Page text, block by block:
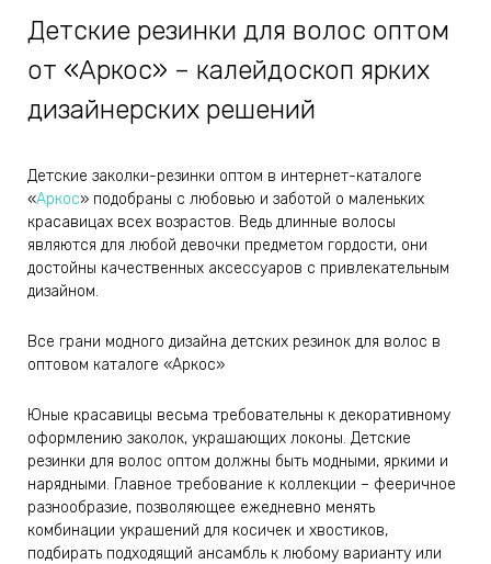
Детские резинки для волос оптом
от «Аркос» – калейдоскоп ярких
дизайнерских решений
Детские заколки-резинки оптом в интернет-каталоге
«Аркос» подобраны с любовью и заботой о маленьких
красавицах всех возрастов. Ведь длинные волосы
являются для любой девочки предметом гордости, они
достойны качественных аксессуаров с привлекательным
дизайном.
Все грани модного дизайна детских резинок для волос в
оптовом каталоге «Аркос»
Юные красавицы весьма требовательны к декоративному
оформлению заколок, украшающих локоны. Детские
резинки для волос оптом должны быть модными, яркими и
нарядными. Главное требование к коллекции – фееричное
разнообразие, позволяющее ежедневно менять
комбинации украшений для косичек и хвостиков,
подбирать подходящий ансамбль к любому варианту или